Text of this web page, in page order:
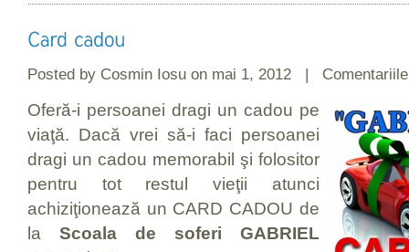
Posted by Cosmin Iosu on mai 1, 2012 |
Oferă-i persoanei dragi un cadou pe
viaţă. Dacă vrei să-i faci persoanei
dragi un cadou memorabil şi folositor
pentru tot restul vieţii atunci
achiziţionează un CARD CADOU de
la Scoala de soferi GABRIEL